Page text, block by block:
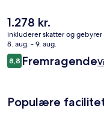
Den
nuværende
pris
er
1.278 kr.
1.278 kr.
inkluderer skatter og gebyrer
8. aug. - 9. aug.
Anmeldelser
8,88,8 ud af 10.
Fremragende
Populære